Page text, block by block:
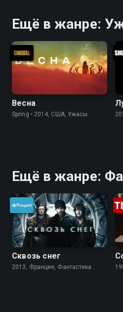
Ещё в жанре:
Весна
Spring • 2014, США, Ужасы
Ещё в жанре:
Сквозь снег
2013, Франция, Фантастика